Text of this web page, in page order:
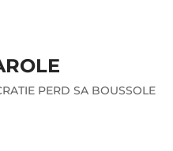
PERD SA BOUSSOLE